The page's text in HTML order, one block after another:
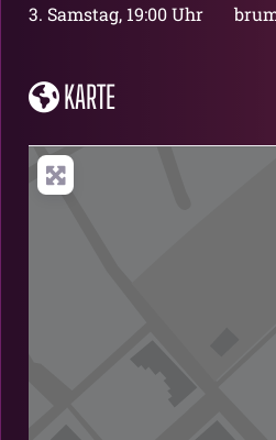
3. Samstag, 19:00 Uhr
KARTE